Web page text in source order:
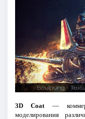
3D Coat —
моделирования